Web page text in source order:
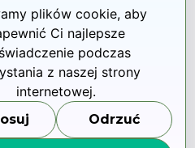
Porozmawiaj z
plików cookie, aby
Ci najlepsze
podczas
z naszej strony
internetowej.
Odrzuć